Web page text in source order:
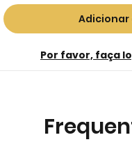
Adicionar
Por favor, faça